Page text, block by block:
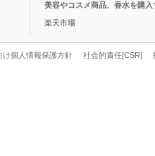
美容やコスメ商品、香水を購入
楽天市場
け個人情報保護方針 社会的責任[CSR]